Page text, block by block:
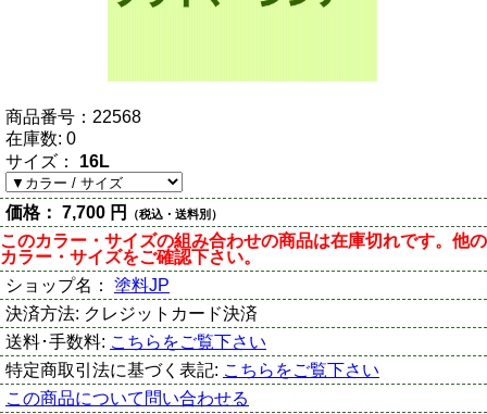
商品番号： 22568
在庫数: 0
サイズ： 16L
価格： 7,700 円 （税込・送料別）
このカラー・サイズの組み合わせの商品は在庫切れです。他の
カラー・サイズをご確認下さい。
ショップ名： 塗料JP
決済方法: クレジットカード決済
送料･手数料: こちらをご覧下さい
特定商取引法に基づく表記: こちらをご覧下さい
この商品について問い合わせる